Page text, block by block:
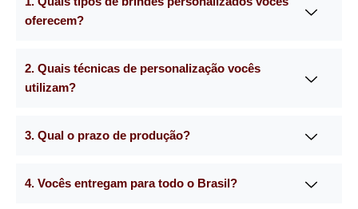
oferecem?
2. Quais técnicas de personalização vocês
utilizam?
3. Qual o prazo de produção?
4. Vocês entregam para todo o Brasil?